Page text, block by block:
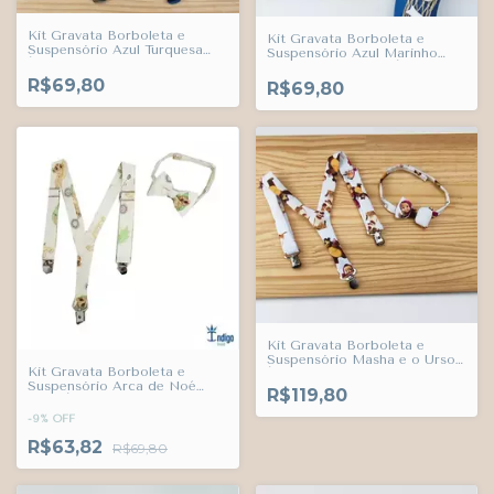
Kit Gravata Borboleta e
Suspensório Azul Turquesa
R$69,80
Kit Gravata Borboleta e
Suspensório Azul Marinho
Trend
R$69,80
Kit Gravata Borboleta e
Suspensório Arca de Noé
-9% OFF
R$63,82 R$69,80
Kit Gravata Borboleta e
Suspensório Masha e o Urso
R$119,80